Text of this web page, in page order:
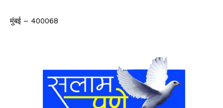
मुंबई – 400068